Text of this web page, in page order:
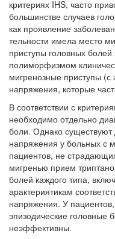
критериях IHS, часто
большинстве случаев
как проявление
тельности имела место
приступы головных
полиморфизмом
мигреноз­ные приступы
напряжения, которые
В соответствии с
необходимо отдельно
боли. Однако су­ществуют
напряжения у больных с
пациентов, не
мигренью прием
болей каждого типа,
арактериятикам
напряжения. У
эпизодические головные
неэффективны.